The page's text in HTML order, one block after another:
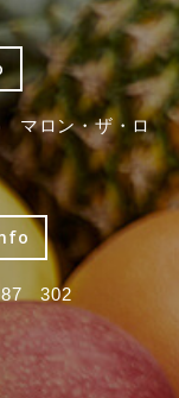
マロン・ザ・ロ
87 302